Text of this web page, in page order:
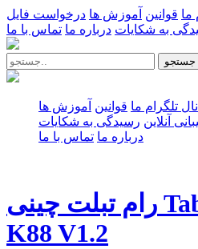
ما قوانین آموزش ها درخواست فایل
به شکایات درباره ما تماس با ما
جستجو
تلگرام ما قوانین آموزش ها
آنلاین رسیدگی به شکایات
درباره ما تماس با ما
رام تبلت چینی Tablet ATM7051
K88 V1.2